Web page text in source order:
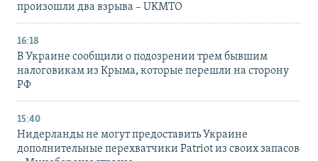
произошли два взрыва – UKMTO
16:18
В Украине сообщили о подозрении трем бывшим
налоговикам из Крыма, которые перешли на сторону
РФ
15:40
Нидерланды не могут предоставить Украине
дополнительные перехватчики Patriot из своих запасов